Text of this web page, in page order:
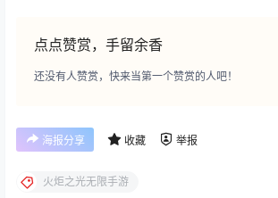
点点赞赏，手留余香
还没有人赞赏，快来当第一个赞赏的人吧！
海报分享 收藏 举报
火炬之光无限手游